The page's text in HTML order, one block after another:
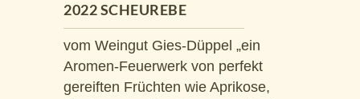
2022 SCHEUREBE
vom Weingut Gies-Düppel „ein
Aromen-Feuerwerk von perfekt
gereiften Früchten wie Aprikose,